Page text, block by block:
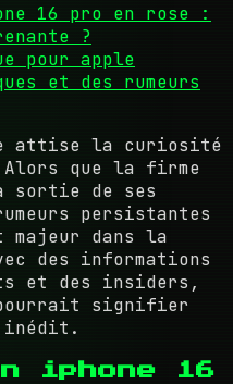
16 pro en rose :
?
pour apple
et des rumeurs
attise la curiosité
que la firme
sortie de ses
persistantes
majeur dans la
des informations
et des insiders,
pourrait signifier
iphone 16